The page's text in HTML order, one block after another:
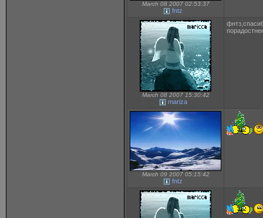
March 08 2007 02:53:37
fntz
March 08 2007 15:30:42
mariza
March 09 2007 05:15:42
fntz